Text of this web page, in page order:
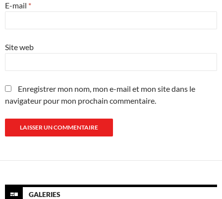
E-mail *
Site web
Enregistrer mon nom, mon e-mail et mon site dans le
navigateur pour mon prochain commentaire.
GALERIES